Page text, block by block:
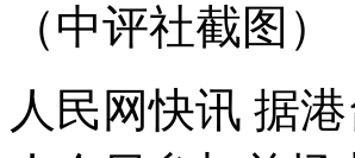
（中评社截图）
人民网快讯 据